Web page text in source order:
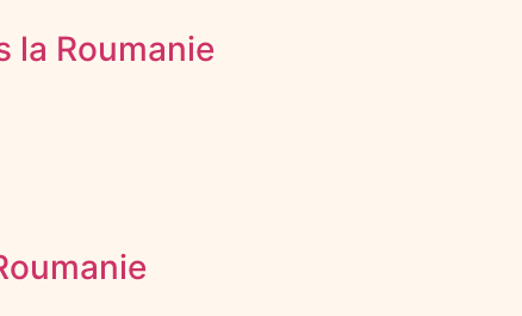
la Roumanie